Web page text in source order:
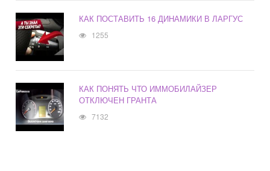
КАК ПОСТАВИТЬ 16 ДИНАМИКИ В ЛАРГУС
1255
КАК ПОНЯТЬ ЧТО ИММОБИЛАЙЗЕР
ОТКЛЮЧЕН ГРАНТА
7132